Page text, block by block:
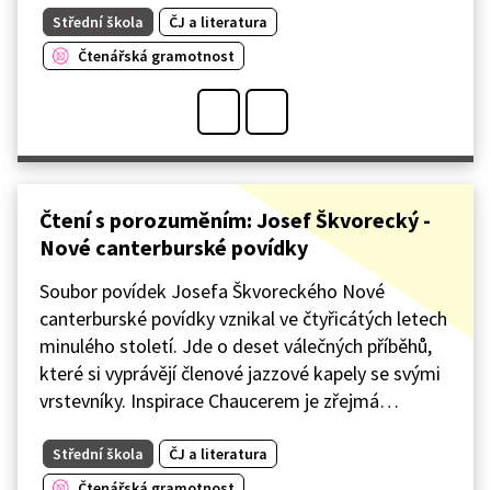
Střední škola
ČJ a literatura
Čtenářská gramotnost
Čtení s porozuměním: Josef Škvorecký -
Nové canterburské povídky
Soubor povídek Josefa Škvoreckého Nové
canterburské povídky vznikal ve čtyřicátých letech
minulého století. Jde o deset válečných příběhů,
které si vyprávějí členové jazzové kapely se svými
vrstevníky. Inspirace Chaucerem je zřejmá…
Střední škola
ČJ a literatura